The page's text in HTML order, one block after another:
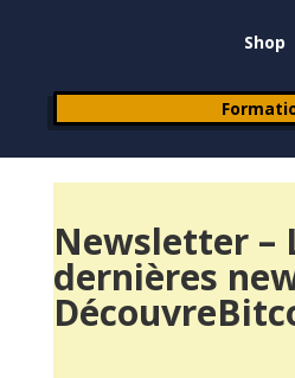
Shop
Newsletter –
dernières